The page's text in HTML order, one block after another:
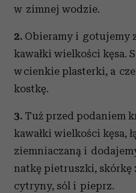
w zimnej wodzie.
2. Obieramy i gotujemy
kawałki wielkości kęsa.
w cienkie plasterki, a
kostkę.
3. Tuż przed podaniem
kawałki wielkości kęsa,
ziemniaczaną i
natkę pietruszki, skórkę
cytryny, sól i pieprz.